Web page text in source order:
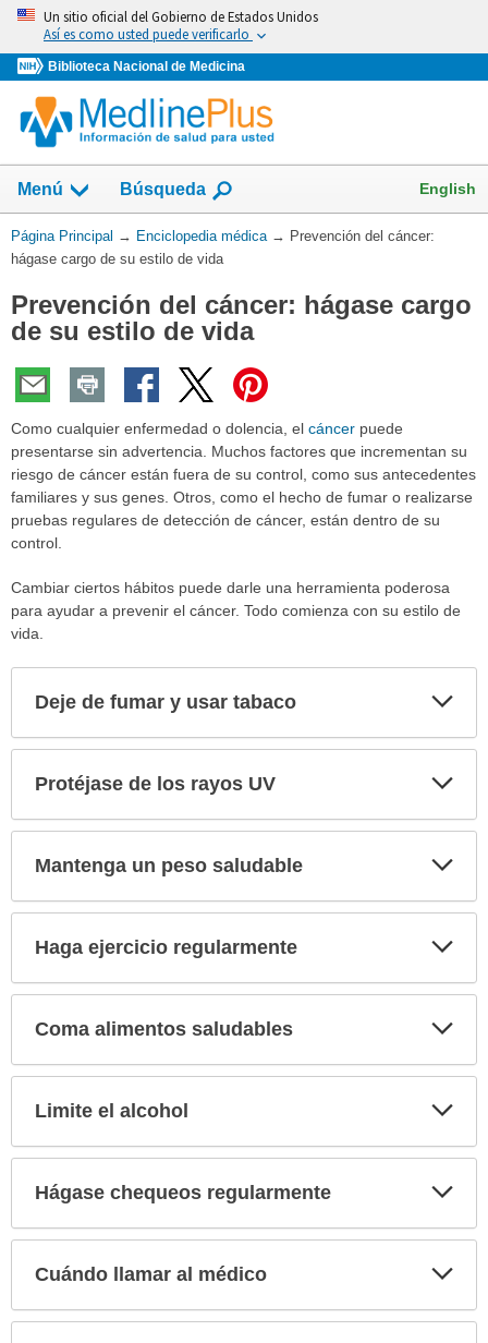
Omita
vaya
al
Contenido
Un sitio oficial del Gobierno de Estados Unidos
Así es como usted puede verificarlo
Biblioteca Nacional de Medicina
Menú Búsqueda English
Usted
está
Página Principal → Enciclopedia médica → Prevención del cáncer:
hágase cargo de su estilo de vida
Prevención del cáncer: hágase cargo
de su estilo de vida
Como cualquier enfermedad o dolencia, el cáncer puede
presentarse sin advertencia. Muchos factores que incrementan su
riesgo de cáncer están fuera de su control, como sus antecedentes
familiares y sus genes. Otros, como el hecho de fumar o realizarse
pruebas regulares de detección de cáncer, están dentro de su
control.
Cambiar ciertos hábitos puede darle una herramienta poderosa
para ayudar a prevenir el cáncer. Todo comienza con su estilo de
vida.
Deje de fumar y usar tabaco
Protéjase de los rayos UV
Mantenga un peso saludable
Haga ejercicio regularmente
Coma alimentos saludables
Limite el alcohol
Hágase chequeos regularmente
Cuándo llamar al médico